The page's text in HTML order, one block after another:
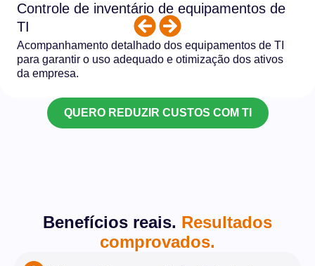
Controle de inventário de equipamentos de
TI
Acompanhamento detalhado dos equipamentos de TI
para garantir o uso adequado e otimização dos ativos
da empresa.
QUERO REDUZIR CUSTOS COM TI
Benefícios reais. Resultados
comprovados.